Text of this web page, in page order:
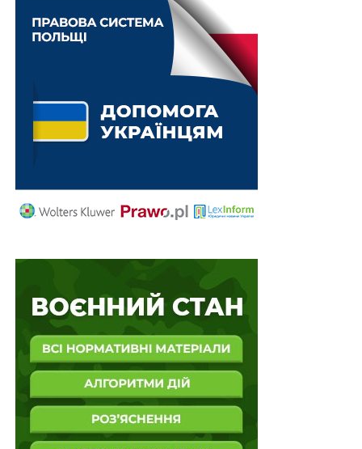
Тобто розбудова системи банків фінансової інклюзії
здійснюватиметься з дотриманням усіх пруденційних
вимог, які поширюються на банки з повною
Банк фінансової інклюзії зможе надавати банківські
та інші фінансові послуги виключно фізичним особам,
державної влади та органам місцевого
самоврядування та іншим споживачам фінансових
фізособах та малому бізнесі БФІ будуть обмежені у
проведенні операцій з іншими сегментами клієнтів
(середнім та великим бізнесом) та операцій на ринках
капіталу. Також встановлюватимуться обмеження
щодо загального обсягу кредитних коштів, які можуть
надаватись одному позичальнику.
Також зверніть увагу
Верховного Суду щодо кримінальних